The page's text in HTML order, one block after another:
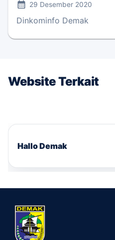
29 Desember 2020
Dinkominfo Demak
Website Terkait
Hallo Demak